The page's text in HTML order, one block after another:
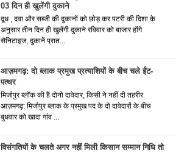
03 दिन ही खुलेंगी दुकाने
दूध , दवा और सब्जी की दुकानों को छोड़ कर पटरी की दिशा के
अनुसार तीन दिन ही खुलेंगी दुकाने रविवार को बाजार होंगे
सैनिटाइज, दुकानें प्रात...
आज़मगढ़: दो ब्लाक प्रमुख प्रत्याशियों के बीच चले ईंट-
पत्थर
मिर्जापुर ब्लॉक की हैं दोनो दावेदार, किसी ने नहीं दी तहरीर
आज़मगढ़: मिर्जापुर ब्लाक के प्रमुख पद के दो दावेदारों के बीच
बुधवार को खादा गांव ...
विसंगतियों के चलते अगर नहीं मिली किसान सम्मान निधि तो